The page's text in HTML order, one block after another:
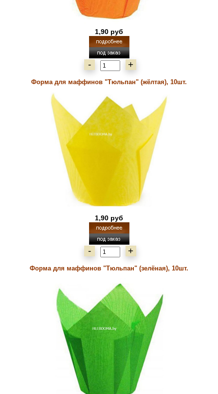
1,90 руб
- +
Форма для маффинов "Тюльпан" (жёлтая), 10шт.
1,90 руб
- +
Форма для маффинов "Тюльпан" (зелёная), 10шт.